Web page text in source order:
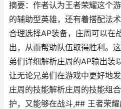
摘要：作者认为王者荣耀这个
的辅助型英雄，还有着搭配法
合理选择AP装备，庄周可以在
出，从而帮助队伍取得胜利。
弟们详细解析庄周的AP输出装
让无论兄弟们在游戏中更好地
庄周的技能解析庄周的技能组
护，又能够在战斗,## 王者荣